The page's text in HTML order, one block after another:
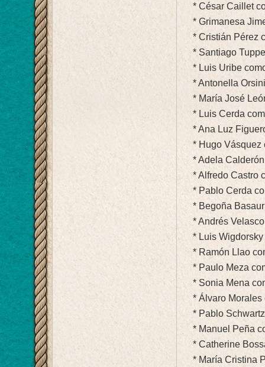
* César Caillet
* Grimanesa
* Cristián Pérez
* Santiago
* Luis Uribe
* Antonella
* María José
* Luis Cerda
* Ana Luz
* Hugo Vásquez
* Adela Calderón
* Alfredo Castro
* Pablo Cerda
* Begoña Basauri
* Andrés
* Luis Wigdorsky
* Ramón Llao
* Paulo Meza
* Sonia Mena
* Álvaro Morales
* Pablo Schwartz
* Manuel Peña
* Catherine
* María Cristina